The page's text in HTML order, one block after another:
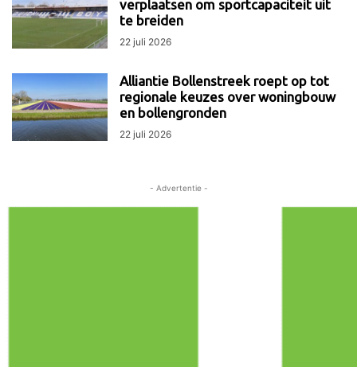
verplaatsen om sportcapaciteit uit
te breiden
22 juli 2026
Alliantie Bollenstreek roept op tot
regionale keuzes over woningbouw
en bollengronden
22 juli 2026
- Advertentie -